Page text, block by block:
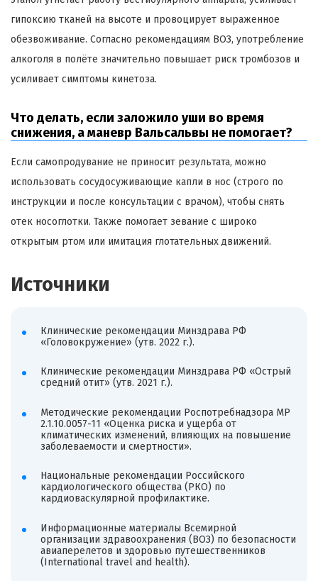
гипоксию тканей на высоте и провоцирует выраженное
обезвоживание. Согласно рекомендациям ВОЗ, употребление
алкоголя в полёте значительно повышает риск тромбозов и
усиливает симптомы кинетоза.
Что делать, если заложило уши во время
снижения, а маневр Вальсальвы не помогает?
Если самопродувание не приносит результата, можно
использовать сосудосуживающие капли в нос (строго по
инструкции и после консультации с врачом), чтобы снять
отек носоглотки. Также помогает зевание с широко
открытым ртом или имитация глотательных движений.
Источники
Клинические рекомендации Минздрава РФ
«Головокружение» (утв. 2022 г.).
Клинические рекомендации Минздрава РФ «Острый
средний отит» (утв. 2021 г.).
Методические рекомендации Роспотребнадзора МР
2.1.10.0057-11 «Оценка риска и ущерба от
климатических изменений, влияющих на повышение
заболеваемости и смертности».
Национальные рекомендации Российского
кардиологического общества (РКО) по
кардиоваскулярной профилактике.
Информационные материалы Всемирной
организации здравоохранения (ВОЗ) по безопасности
авиаперелетов и здоровью путешественников
(International travel and health).